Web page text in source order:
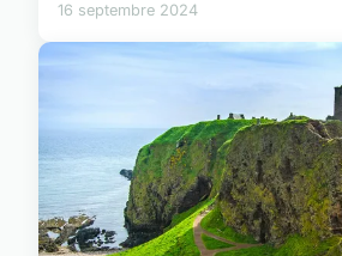
16 septembre 2024